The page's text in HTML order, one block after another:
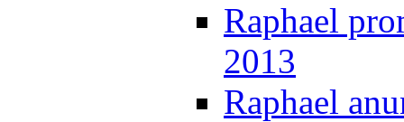
Raphael
2013
Raphael